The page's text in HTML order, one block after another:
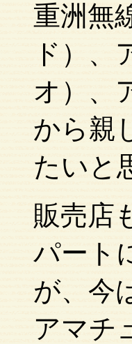
重洲無
ド）、
オ）、
から親
たいと
販売店
パート
が、今
アマチ